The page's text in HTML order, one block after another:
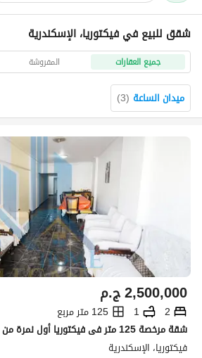
شقق للبيع في فيكتوريا، الإسكندرية
جميع العقارات المفروشة
ميدان الساعة (
3
)
ج.م2,500,000
2
1
125 متر مربع
فيكتوريا، الإسكندرية